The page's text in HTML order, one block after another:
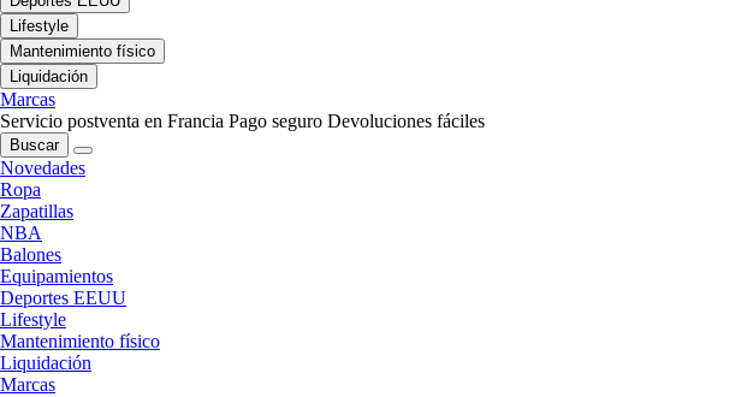
Lifestyle
Mantenimiento físico
Liquidación
Marcas
Servicio postventa en Francia Pago seguro Devoluciones fáciles
Buscar
Novedades
Ropa
Zapatillas
NBA
Balones
Equipamientos
Deportes EEUU
Lifestyle
Mantenimiento físico
Liquidación
Marcas